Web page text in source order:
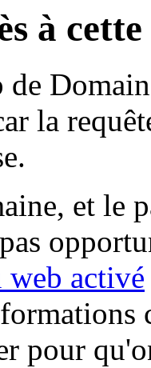
à
la
et le
web activé
pour